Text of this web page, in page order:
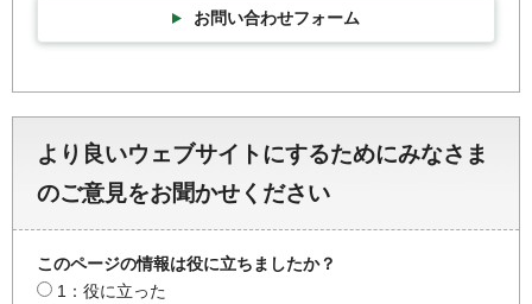
お問い合わせフォーム
より良いウェブサイトにするためにみなさま
のご意見をお聞かせください
このページの情報は役に立ちましたか？
1：役に立った